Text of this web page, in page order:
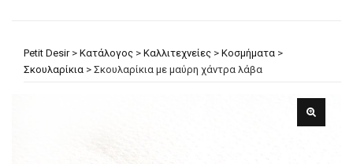
Petit Desir> Κατάλογος > Καλλιτεχνείες > Κοσμήματα >
Σκουλαρίκια > Σκουλαρίκια με μαύρη χάντρα λάβα